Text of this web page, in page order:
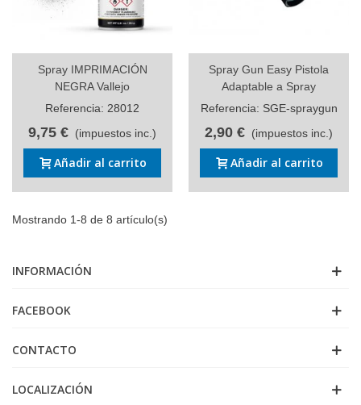
Spray IMPRIMACIÓN
NEGRA Vallejo
Referencia: 28012
9,75 € (impuestos inc.)
Añadir al carrito
Spray Gun Easy Pistola
Adaptable a Spray
Referencia: SGE-spraygun
2,90 € (impuestos inc.)
Añadir al carrito
Mostrando 1-8 de 8 artículo(s)
INFORMACIÓN
FACEBOOK
CONTACTO
LOCALIZACIÓN